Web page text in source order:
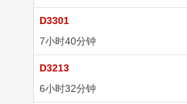
D3301
7小时40分钟
D3213
6小时32分钟